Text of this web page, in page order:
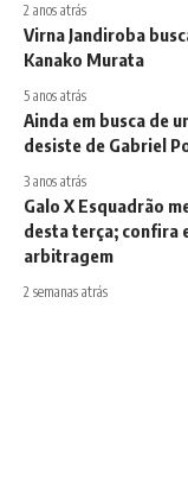
2 anos atrás
Virna Jandiroba
Kanako Murata
5 anos atrás
Ainda em busca de
desiste de Gabriel
3 anos atrás
Galo X Esquadrão
desta terça; confira
arbitragem
2 semanas atrás